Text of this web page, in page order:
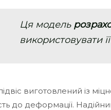
Ця модель
використовувати
виготовлений із
до деформації.